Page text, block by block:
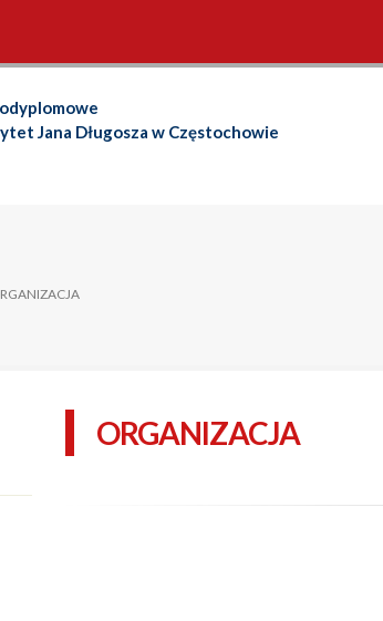
Jana Długosza w Częstochowie
ORGANIZACJA